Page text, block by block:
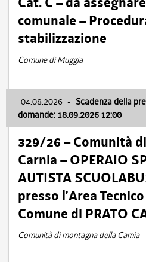
comunale –
stabilizzazione
Comune di Muggia
04.08.2026 - Scadenza della
domande: 18.09.2026 12:00
329/26 – Comunità
Carnia – OPERAIO
AUTISTA
presso l’Area
Comune di PRATO
Comunità di montagna della Carnia